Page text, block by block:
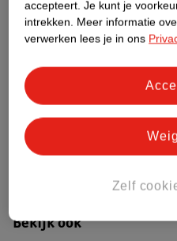
Nature Impact Score
Dit
Impact
Bekijk ook
accepteert. Je kunt je
intrekken. Meer informatie
verwerken lees je in ons
Zelf